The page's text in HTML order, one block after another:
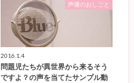
声優のおしごと
2016.1.4
問題児たちが異世界から来るそう
ですよ？の声を当てたサンプル動